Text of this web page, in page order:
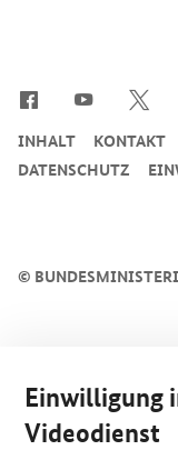
©
INHALT KONTAKT
DATENSCHUTZ
Einwilligung
Videodienst